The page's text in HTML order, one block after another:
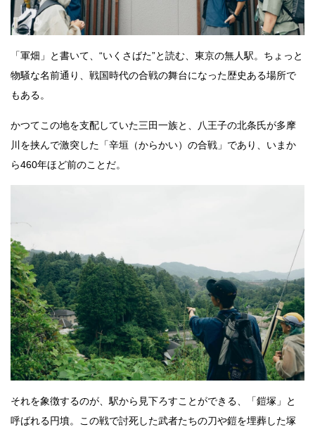
「軍畑」と書いて、“いくさばた”と読む、東京の無人駅。ちょっと
物騒な名前通り、戦国時代の合戦の舞台になった歴史ある場所で
もある。
かつてこの地を支配していた三田一族と、八王子の北条氏が多摩
川を挟んで激突した「辛垣（からかい）の合戦」であり、いまか
ら460年ほど前のことだ。
それを象徴するのが、駅から見下ろすことができる、「鎧塚」と
呼ばれる円墳。この戦で討死した武者たちの刀や鎧を埋葬した塚